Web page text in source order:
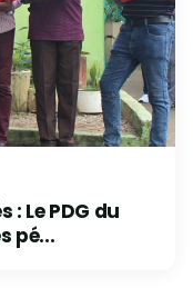
Le PDG du
pé...